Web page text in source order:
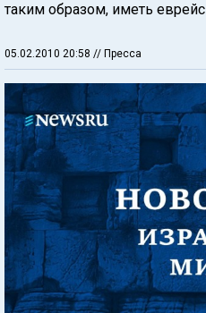
таким образом, иметь
05.02.2010 20:58 // Пресса